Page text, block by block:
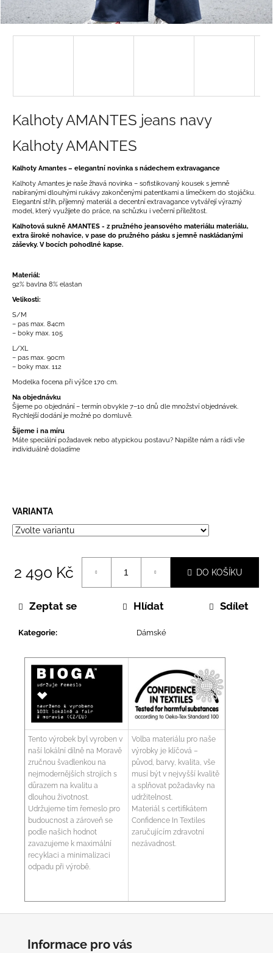
Kalhoty AMANTES jeans navy
Kalhoty AMANTES
Kalhoty Amantes – elegantní novinka s nádechem extravagance
Kalhoty Amantes je naše žhavá novinka – sofistikovaný kousek s jemně
nabíranými dlouhými rukávy zakončenými patentkami a límečkem do stojáčku.
Elegantní střih, příjemný materiál a decentní extravagance vytvářejí výrazný
model, který využijete do práce, na schůzku i večerní příležitost.
Kalhotová sukně AMANTES - z pružného jeansového materiálu materiálu,
extra široké nohavice, v pase do pružného pásku s jemně naskládanými
záševky. V bocích pohodlné kapse.
Materiál:
92% bavlna 8% elastan
Velikosti:
S/M
– pas max. 84cm
– boky max. 105
L/XL
– pas max. 90cm
– boky max. 112
Modelka focena při výšce 170 cm.
Na objednávku
Šijeme po objednání – termín obvykle 7–10 dnů dle množství objednávek.
Rychlejší dodání je možné po domluvě.
Šijeme i na míru
Máte speciální požadavek nebo atypickou postavu? Napište nám a rádi vše
individuálně doladíme
VARIANTA
2 490 Kč
cena:
DO KOŠÍKU
Kategorie: Dámské
Zeptat se Hlídat Sdílet
Tento výrobek byl vyroben v
naší lokální dílně na Moravě
zručnou švadlenkou na
nejmodernějších strojích s
důrazem na kvalitu a
dlouhou životnost.
Udržujeme tím řemeslo pro
budoucnost a zároveň se
podle našich hodnot
zavazujeme k maximální
recyklaci a minimalizaci
odpadu při výrobě.
Volba materiálu pro naše
výrobky je klíčová –
původ, barvy, kvalita, vše
musí být v nejvyšší kvalitě
a splňovat požadavky na
udržitelnost.
Materiál s certifikátem
Confidence In Textiles
zaručujícím zdravotní
nezávadnost.
a
j
HLEDAT
D
o
p
o
r
č
u
j
e
m
e
Informace pro vás